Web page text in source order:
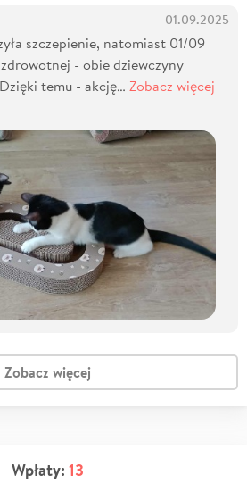
01.09.2025
szczepienie, natomiast 01/09
- obie dziewczyny
temu - akcję… Zobacz więcej
Zobacz więcej
Wpłaty: 13